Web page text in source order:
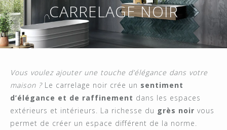
CARRELAGE NOIR
Vous voulez ajouter une touche d’élégance dans votre
maison ?Le carrelage noir crée un sentiment
d’élégance et de raffinement dans les espaces
extérieurs et intérieurs. La richesse du grès noir vous
permet de créer un espace différent de la norme.